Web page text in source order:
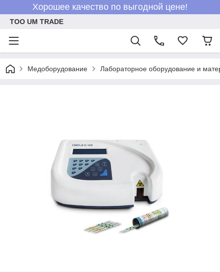
Хорошее качество по выгодной цене!
ТОО UM TRADE
Медоборудование Лабораторное оборудование и